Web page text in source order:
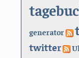
generator
twitter